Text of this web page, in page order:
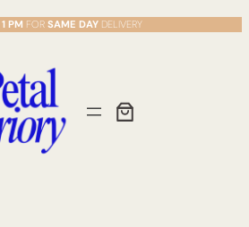
1 PM FOR SAME DAYDELIVERY